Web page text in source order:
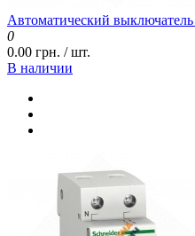
Автоматический
0
0.00 грн. / шт.
В наличии